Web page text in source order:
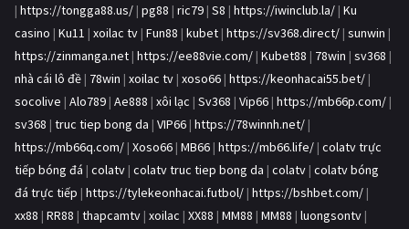
| https://tongga88.us/ | pg88 | ric79 | S8 | https://iwinclub.la/ | Ku
casino | Ku11 | xoilac tv | Fun88 | kubet | https://sv368.direct/ | sunwin |
https://zinmanga.net | https://ee88vie.com/ | Kubet88 | 78win | sv368 |
nhà cái lô đề | 78win | xoilac tv | xoso66 | https://keonhacai55.bet/ |
socolive | Alo789 | Ae888 | xôi lạc | Sv368 | Vip66 | https://mb66p.com/ |
sv368 | truc tiep bong da | VIP66 | https://78winnh.net/ |
https://mb66q.com/ | Xoso66 | MB66 | https://mb66.life/ | colatv trực
tiếp bóng đá | colatv | colatv truc tiep bong da | colatv | colatv bóng
đá trực tiếp | https://tylekeonhacai.futbol/ | https://bshbet.com/ |
xx88 | RR88 | thapcamtv | xoilac | XX88 | MM88 | MM88 | luongsontv |